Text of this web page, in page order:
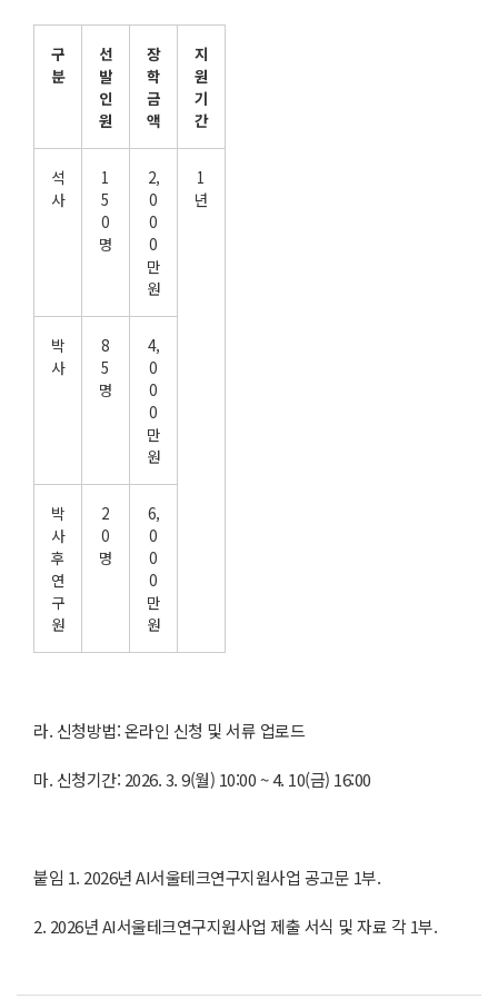
구
분
선
발
인
원
장
학
금
액
지
원
기
간
석
사
1
5
0
명
2,
0
0
0
만
원
1
년
박
사
8
5
명
4,
0
0
0
만
원
박
사
후
연
구
원
2
0
명
6,
0
0
0
만
원
라. 신청방법: 온라인 신청 및 서류 업로드
마. 신청기간: 2026. 3. 9(월) 10:00 ~ 4. 10(금) 16:00
붙임 1. 2026년 AI서울테크연구지원사업 공고문 1부.
2. 2026년 AI서울테크연구지원사업 제출 서식 및 자료 각 1부.